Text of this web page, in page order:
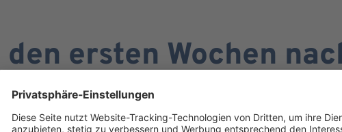
ersten Wochen